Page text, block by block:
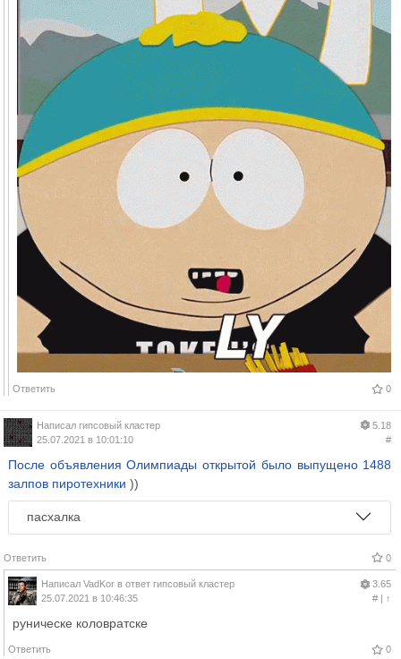
Ответить 0
Написал гипсовый кластер
25.07.2021 в 10:01:10
5.18
#
После объявления Олимпиады открытой было выпущено 1488
залпов пиротехники ))
пасхалка
Ответить 0
Написал VadKor в ответ гипсовый кластер
25.07.2021 в 10:46:35
3.65
#| ↑
руническе коловратске
Ответить 0